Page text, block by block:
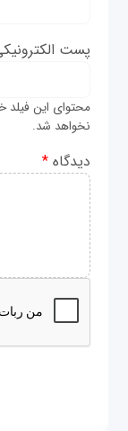
پست
محتوای این
نخواهد شد.
دیدگاه*